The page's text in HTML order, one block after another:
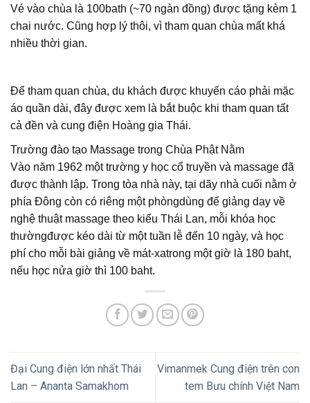
Vé vào chùa là 100bath (~70 ngàn đồng) được tặng kèm 1
chai nước. Cũng hợp lý thôi, vì tham quan chùa mất khá
nhiều thời gian.
Để tham quan chùa, du khách được khuyến cáo phải mặc
áo quần dài, đây được xem là bắt buộc khi tham quan tất
cả đền và cung điện Hoàng gia Thái.
Trường đào tạo Massage trong Chùa Phật Nằm
Vào năm 1962 một trường y học cổ truyền và massage đã
được thành lập. Trong tòa nhà này, tại dãy nhà cuối nằm ở
phía Đông còn có riêng một phòngdùng để giảng dạy về
nghệ thuật massage theo kiểu Thái Lan, mỗi khóa học
thườngđược kéo dài từ một tuần lễ đến 10 ngày, và học
phí cho mỗi bài giảng về mát-xatrong một giờ là 180 baht,
nếu học nửa giờ thì 100 baht.
Đại Cung điện lớn nhất Thái
Lan – Ananta Samakhom
Vimanmek Cung điện trên con
tem Bưu chính Việt Nam